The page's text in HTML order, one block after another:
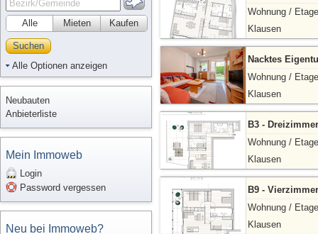
Alle Kaufen
Mieten
Suchen
Alle Optionen anzeigen
Neubauten
Anbieterliste
Mein Immoweb
Login
Password vergessen
Neu bei Immoweb?
Wohnung / Etage
Klausen
Nacktes
Wohnung / Etage
Klausen
B3 -
Wohnung / Etage
Klausen
B9 -
Wohnung / Etage
Klausen